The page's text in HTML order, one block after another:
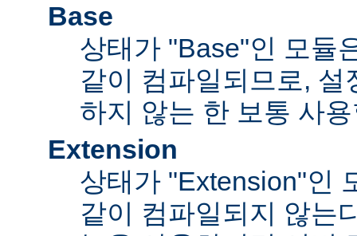
Base
상태가 "Base"인 모듈
같이 컴파일되므로,
하지 않는 한 보통 사
Extension
상태가 "Extension"인
같이 컴파일되지 않는